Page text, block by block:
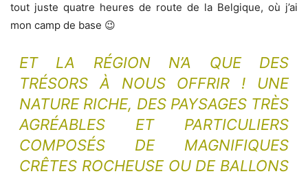
tout juste quatre heures de route de la Belgique, où j’ai
mon camp de base 😉
ET LA RÉGION N’A QUE DES
TRÉSORS À NOUS OFFRIR ! UNE
NATURE RICHE, DES PAYSAGES TRÈS
AGRÉABLES ET PARTICULIERS
COMPOSÉS DE MAGNIFIQUES
CRÊTES ROCHEUSE OU DE BALLONS